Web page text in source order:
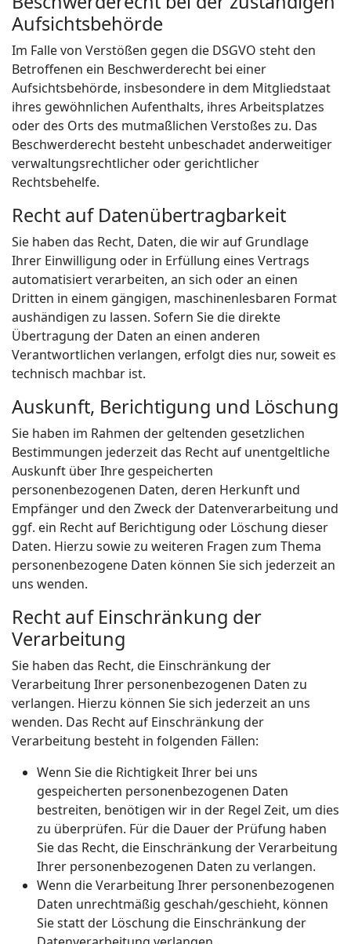
Aufsichts­behörde
Im Falle von Verstößen gegen die DSGVO steht den
Betroffenen ein Beschwerderecht bei einer
Aufsichtsbehörde, insbesondere in dem Mitgliedstaat
ihres gewöhnlichen Aufenthalts, ihres Arbeitsplatzes
oder des Orts des mutmaßlichen Verstoßes zu. Das
Beschwerderecht besteht unbeschadet anderweitiger
verwaltungsrechtlicher oder gerichtlicher
Rechtsbehelfe.
Recht auf Daten­übertrag­barkeit
Sie haben das Recht, Daten, die wir auf Grundlage
Ihrer Einwilligung oder in Erfüllung eines Vertrags
automatisiert verarbeiten, an sich oder an einen
Dritten in einem gängigen, maschinenlesbaren Format
aushändigen zu lassen. Sofern Sie die direkte
Übertragung der Daten an einen anderen
Verantwortlichen verlangen, erfolgt dies nur, soweit es
technisch machbar ist.
Auskunft, Berichtigung und Löschung
Sie haben im Rahmen der geltenden gesetzlichen
Bestimmungen jederzeit das Recht auf unentgeltliche
Auskunft über Ihre gespeicherten
personenbezogenen Daten, deren Herkunft und
Empfänger und den Zweck der Datenverarbeitung und
ggf. ein Recht auf Berichtigung oder Löschung dieser
Daten. Hierzu sowie zu weiteren Fragen zum Thema
personenbezogene Daten können Sie sich jederzeit an
uns wenden.
Recht auf Einschränkung der
Verarbeitung
Sie haben das Recht, die Einschränkung der
Verarbeitung Ihrer personenbezogenen Daten zu
verlangen. Hierzu können Sie sich jederzeit an uns
wenden. Das Recht auf Einschränkung der
Verarbeitung besteht in folgenden Fällen:
Wenn Sie die Richtigkeit Ihrer bei uns
gespeicherten personenbezogenen Daten
bestreiten, benötigen wir in der Regel Zeit, um dies
zu überprüfen. Für die Dauer der Prüfung haben
Sie das Recht, die Einschränkung der Verarbeitung
Ihrer personenbezogenen Daten zu verlangen.
Wenn die Verarbeitung Ihrer personenbezogenen
Daten unrechtmäßig geschah/geschieht, können
Sie statt der Löschung die Einschränkung der